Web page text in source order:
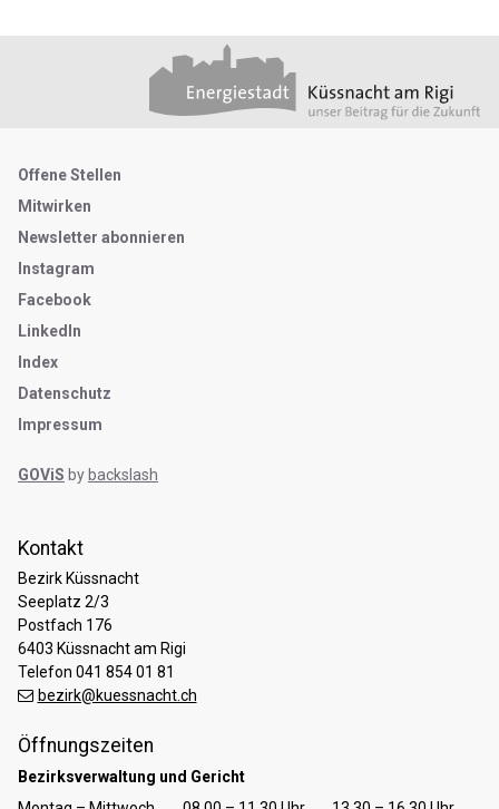
Kontakt
Bezirk Küssnacht
Seeplatz 2/3
Postfach 176
6403 Küssnacht am Rigi
Telefon 041 854 01 81
bezirk@kuessnacht.ch
Öffnungszeiten
Bezirksverwaltung und Gericht
Metanavigation
Offene Stellen
Mitwirken
Newsletter abonnieren
Instagram
Facebook
LinkedIn
Index
Datenschutz
Impressum
GOViS bybackslash